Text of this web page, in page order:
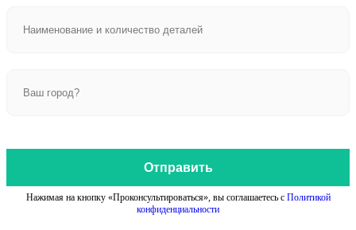
Отправить
Нажимая на кнопку «Проконсультироваться», вы соглашаетесь с Политикой
конфиденциальности